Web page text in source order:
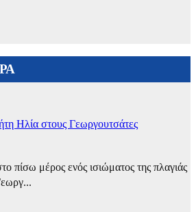
Ηλία στους Γεωργουτσάτες
πίσω μέρος ενός ισιώματος της πλαγιάς